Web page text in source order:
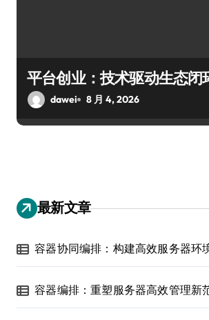
平台创业：技术驱动生态闭
dawei 8 月 4, 2026
最新文章
容器协同编排：构建高效服务器环
容器编排：重塑服务器高效管理新